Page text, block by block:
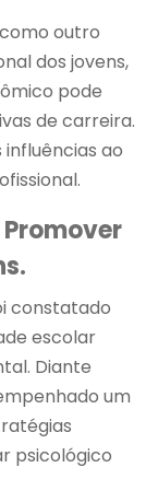
outro
dos jovens,
pode
de carreira.
ao
constatado
escolar
Diante
um
psicológico